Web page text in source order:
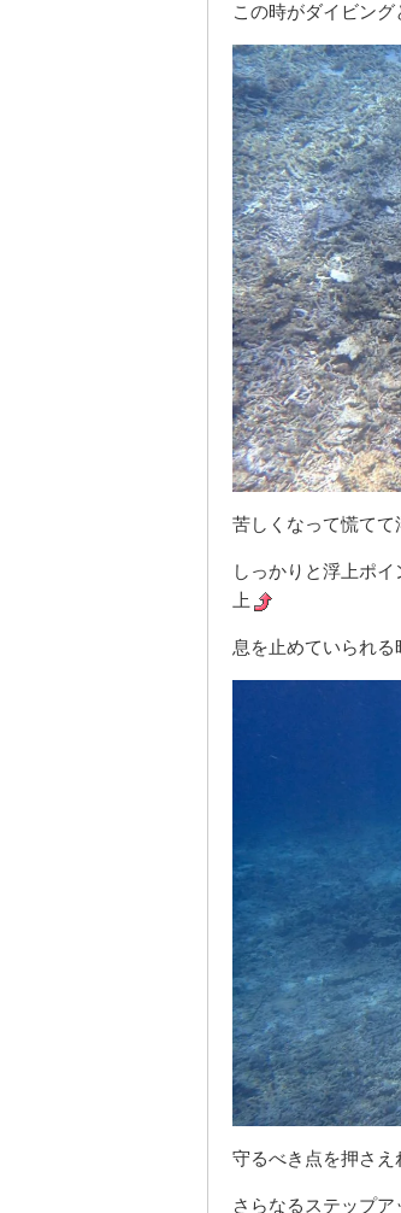
この時がダイビン
苦しくなって慌て
しっかりと浮上ポ
上
息を止めていられ
守るべき点を押さ
さらなるステップ